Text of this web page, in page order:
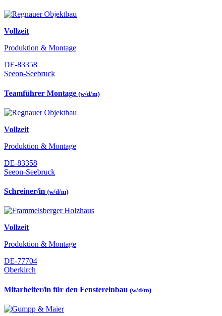
Vollzeit
Produktion & Montage
DE-83358
Seeon-Seebruck
Teamführer Montage (w/d/m)
Vollzeit
Produktion & Montage
DE-83358
Seeon-Seebruck
Schreiner/in (w/d/m)
Vollzeit
Produktion & Montage
DE-77704
Oberkirch
Mitarbeiter/in für den Fenstereinbau (w/d/m)